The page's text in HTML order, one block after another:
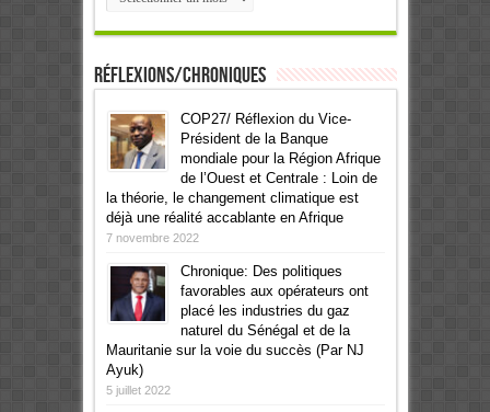
Réflexions/Chroniques
COP27/ Réflexion du Vice-
Président de la Banque
mondiale pour la Région Afrique
de l’Ouest et Centrale : Loin de
la théorie, le changement climatique est
déjà une réalité accablante en Afrique
7 novembre 2022
Chronique: Des politiques
favorables aux opérateurs ont
placé les industries du gaz
naturel du Sénégal et de la
Mauritanie sur la voie du succès (Par NJ
Ayuk)
5 juillet 2022